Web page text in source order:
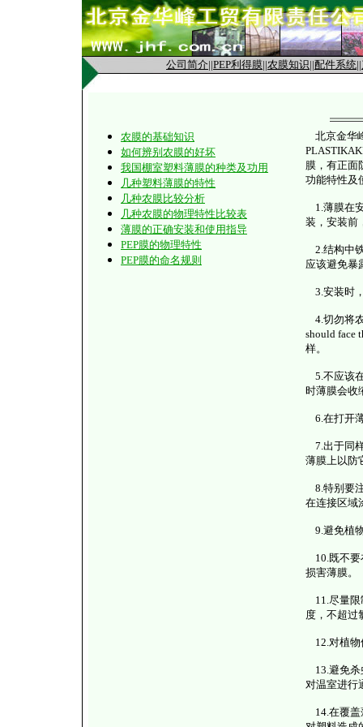
公司简介||PEP利得膜||农膜知识||配件系统||
农膜的基础知识
如何辨别农膜的好坏
我国棚室塑料薄膜的种类及功用
几种塑料薄膜的特性
几种农膜比较分析
几种农膜的物理特性比较表
薄膜的正确安装和使用指导
PEP膜的物理特性
PEP膜的命名规则
北京金华
膜，有正面
功能特性及
1.薄膜在
装，安装前
2.结构中
应该避免暴
3.安装时
4.切勿将
should face
样。
5.不应该
时薄膜会收
6.在打开
7.出于同
薄膜上以防
8.特别要
在连接区域
9.避免植
10.既不要
损害薄膜。
11.尽量限
度，不超过
12.对植物
13.避免杀
对温室进行
14.在覆盖